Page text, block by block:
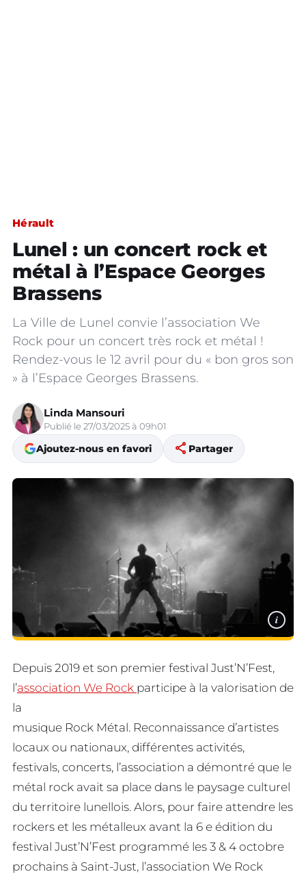
Hérault
Lunel : un concert rock et
métal à l’Espace Georges
Brassens
La Ville de Lunel convie l’association We
Rock pour un concert très rock et métal !
Rendez-vous le 12 avril pour du « bon gros son
» à l’Espace Georges Brassens.
Linda Mansouri
Publié le 27/03/2025 à 09h01
Ajoutez-nous en favori share Partager
i
Depuis 2019 et son premier festival Just’N’Fest,
l’association We Rock participe à la valorisation de
la
musique Rock Métal. Reconnaissance d’artistes
locaux ou nationaux, différentes activités,
festivals, concerts, l’association a démontré que le
métal rock avait sa place dans le paysage culturel
du territoire lunellois. Alors, pour faire attendre les
rockers et les métalleux avant la 6 e édition du
festival Just’N’Fest programmé les 3 & 4 octobre
prochains à Saint-Just, l’association We Rock